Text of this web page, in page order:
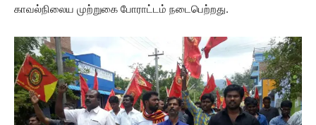
காவல்நிலைய முற்றுகை போராட்டம் நடைபெற்றது.